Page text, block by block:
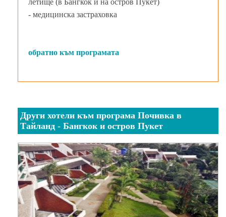
- медицинска застраховка
обратно към програмата
Други хотели към програма Почивка в
Тайланд - Бангкок и остров Пукет